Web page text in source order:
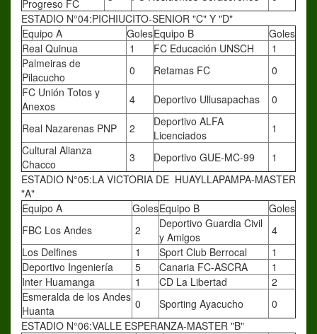
Progreso FC
ESTADIO N°04:PICHIUCITO-SENIOR "C" Y "D"
Equipo A
GolesEquipo B
Goles
Real Quinua
1 FC Educación UNSCH
1
Palmeiras de
Pilacucho
0 Retamas FC
0
FC Unión Totos y
Anexos
4 Deportivo Ullusapachas 0
Real Nazarenas PNP 2
Deportivo ALFA
Licenciados
1
Cultural Alianza
Chacco
3 Deportivo GUE-MC-99
1
ESTADIO N°05:LA VICTORIA DE HUAYLLAPAMPA-MASTER
"A"
Equipo A
GolesEquipo B
Goles
FBC Los Andes
2
Deportivo Guardia Civil
y Amigos
4
Los Delfines
1 Sport Club Berrocal
1
Deportivo Ingeniería
5 Canaria FC-ASCRA
1
Inter Huamanga
1 CD La Libertad
2
Esmeralda de los Andes
Huanta
0 Sporting Ayacucho
0
ESTADIO N°06:VALLE ESPERANZA-MASTER "B"